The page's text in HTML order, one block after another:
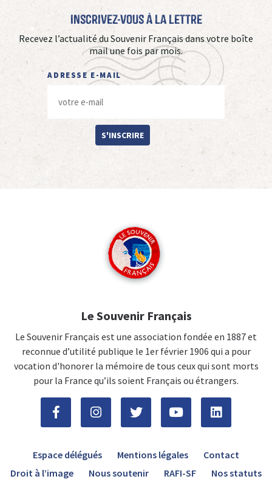
Inscrivez-vous à La Lettre
Recevez l’actualité du Souvenir Français dans votre boîte
mail une fois par mois.
ADRESSE E-MAIL
S'INSCRIRE
Le Souvenir Français
Le Souvenir Français est une association fondée en 1887 et
reconnue d’utilité publique le 1er février 1906 qui a pour
vocation d'honorer la mémoire de tous ceux qui sont morts
pour la France qu’ils soient Français ou étrangers.
Espace délégués Mentions légales
Contact
Droit à l’image
Nous soutenir RAFI-SF Nos statuts